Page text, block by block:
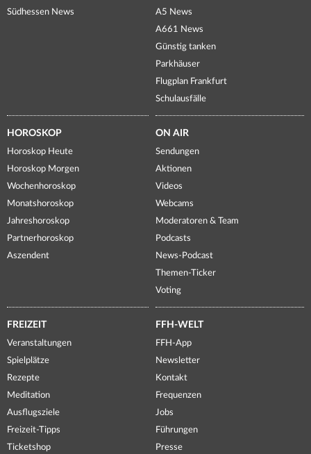
Südhessen News
A5 News
A661 News
Günstig tanken
Parkhäuser
Flugplan Frankfurt
Schulausfälle
HOROSKOP
Horoskop Heute
Horoskop Morgen
Wochenhoroskop
Monatshoroskop
Jahreshoroskop
Partnerhoroskop
Aszendent
ON AIR
Sendungen
Aktionen
Videos
Webcams
Moderatoren & Team
Podcasts
News-Podcast
Themen-Ticker
Voting
FREIZEIT
Veranstaltungen
Spielplätze
Rezepte
Meditation
Ausflugsziele
Freizeit-Tipps
Ticketshop
FFH-WELT
FFH-App
Newsletter
Kontakt
Frequenzen
Jobs
Führungen
Presse